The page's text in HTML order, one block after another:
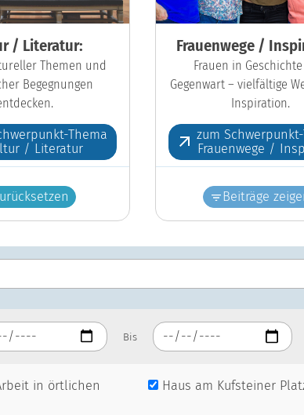
/ Literatur:
Themen und
Begegnungen
Thema
/ Literatur
Frauenwege /
Frauen in
Gegenwart – vielfältige
Inspiration.
zum
Frauenwege /
Beiträge
Bis
in örtlichen
Haus am Kufsteiner